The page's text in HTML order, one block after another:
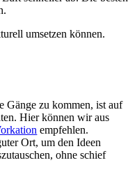
umsetzen können.
Gänge zu kommen, ist auf
Hier können wir aus
empfehlen.
Ort, um den Ideen
ohne schief